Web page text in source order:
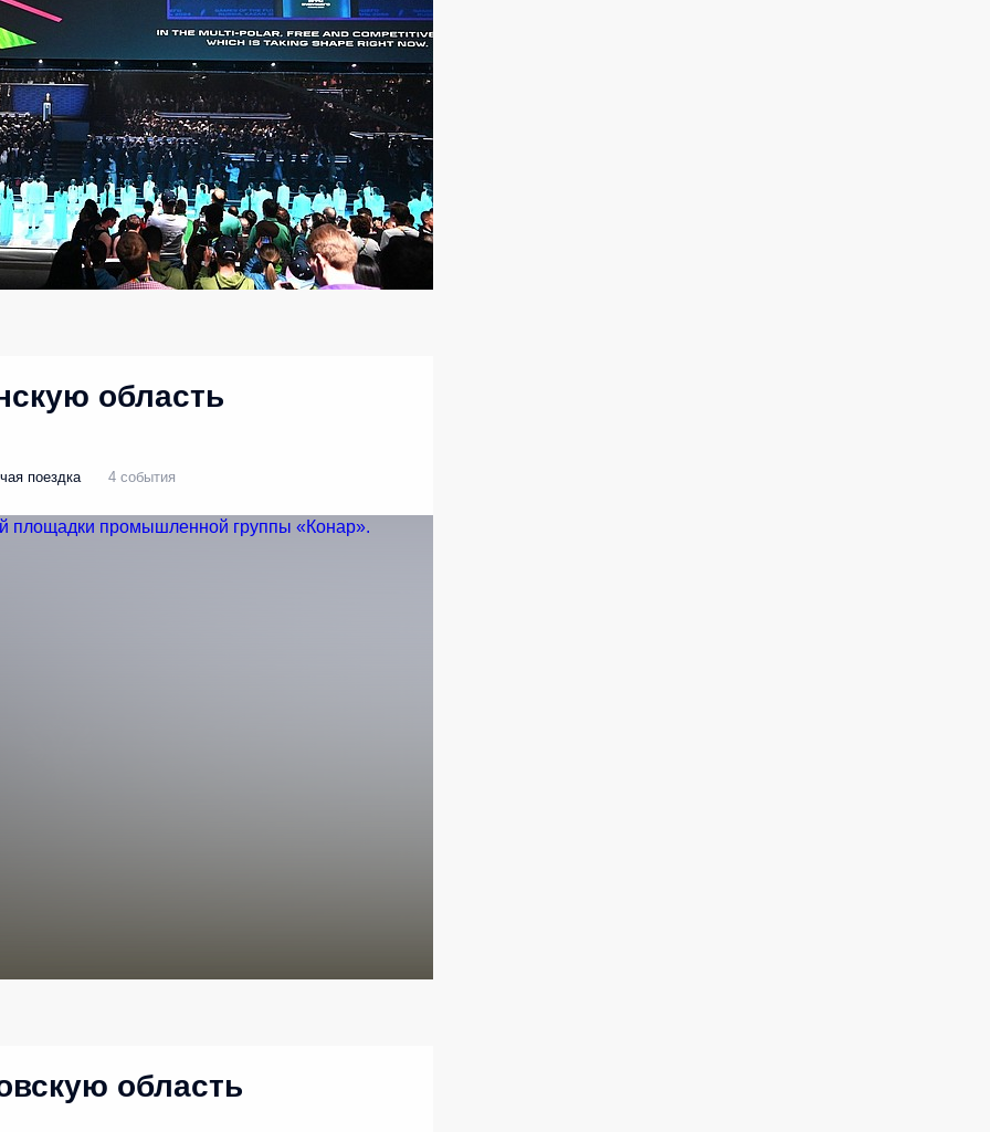
область
поездка 4 события
область